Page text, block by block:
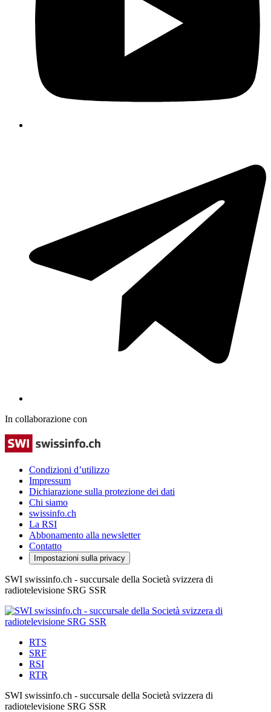
In collaborazione con
Condizioni d’utilizzo
Impressum
Dichiarazione sulla protezione dei dati
Chi siamo
swissinfo.ch
La RSI
Abbonamento alla newsletter
Contatto
Impostazioni sulla privacy
SWI swissinfo.ch - succursale della Società svizzera di
radiotelevisione SRG SSR
RTS
SRF
RSI
RTR
SWI swissinfo.ch - succursale della Società svizzera di
radiotelevisione SRG SSR